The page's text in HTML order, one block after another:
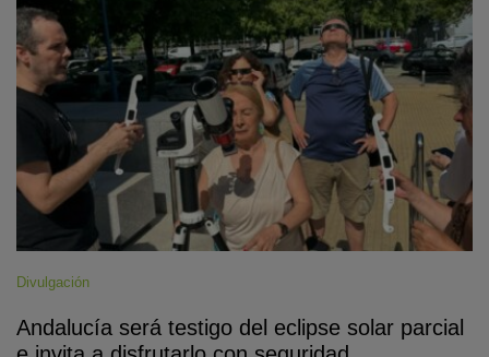
Divulgación
Andalucía será testigo del eclipse solar parcial